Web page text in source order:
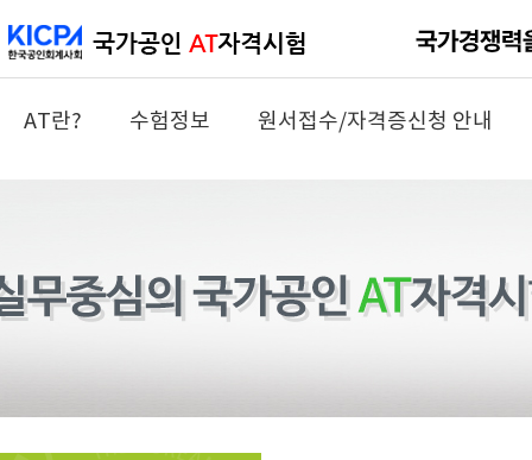
AT란? 수험정보 원서접수/자격증신청 안내